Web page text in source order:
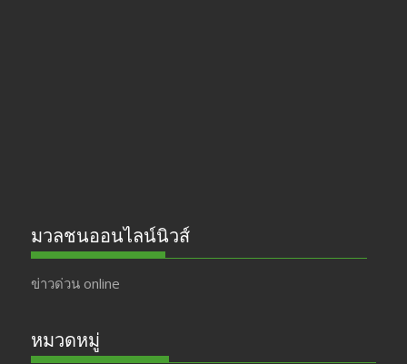
มวลชนออนไลน์นิวส์
ข่าวด่วน online
หมวดหมู่